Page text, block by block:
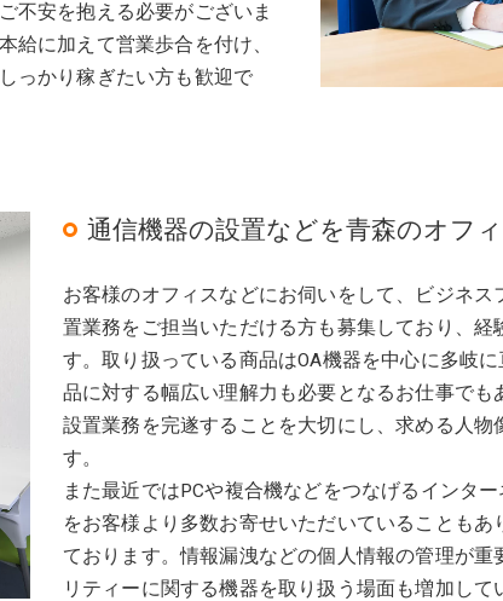
不安を抱える必要がございま
給に加えて営業歩合を付け、
っかり稼ぎたい方も歓迎で
通信機器の設置などを青森のオフ
お客様のオフィスなどにお伺いをして、ビジネ
置業務をご担当いただける方も募集しており、
す。取り扱っている商品はOA機器を中心に多岐
品に対する幅広い理解力も必要となるお仕事で
設置業務を完遂することを大切にし、求める人
す。
また最近ではPCや複合機などをつなげるインタ
をお客様より多数お寄せいただいていることも
ております。情報漏洩などの個人情報の管理が
リティーに関する機器を取り扱う場面も増加して